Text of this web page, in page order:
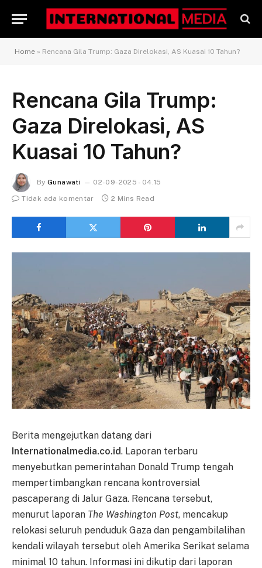
Home » Rencana Gila Trump: Gaza Direlokasi, AS Kuasai 10 Tahun?
Rencana Gila Trump:
Gaza Direlokasi, AS
Kuasai 10 Tahun?
By Gunawati
02-09-2025 - 04.15
Tidak ada komentar
2 Mins Read
Berita mengejutkan datang dari
Internationalmedia.co.id. Laporan terbaru
menyebutkan pemerintahan Donald Trump tengah
mempertimbangkan rencana kontroversial
pascaperang di Jalur Gaza. Rencana tersebut,
menurut laporan The Washington Post, mencakup
relokasi seluruh penduduk Gaza dan pengambilalihan
kendali wilayah tersebut oleh Amerika Serikat selama
minimal 10 tahun. Informasi ini dikutip dari laporan